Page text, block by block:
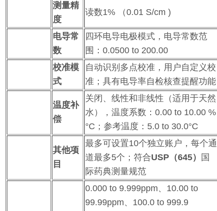
测量精
度
读数1% （0.01 S/cm )
电导常
数
四环电导电极模式，电导常数范
围：0.0500 to 200.00
校准模
式
自动识别多点校准，用户自定义校
准；具有电导率自检核查提醒功能
温度补
偿
关闭、线性和非线性（适用于天然
水），温度系数：0.00 to 10.00 %
°C；参考温度：5.0 to 30.0°C
其他项
目
最多可设置10个独立账户，每个通
道最多5个；符合USP （645）
国
际药典测量规范
0.000 to 9.999ppm、10.00 to
99.99ppm、100.0 to 999.9